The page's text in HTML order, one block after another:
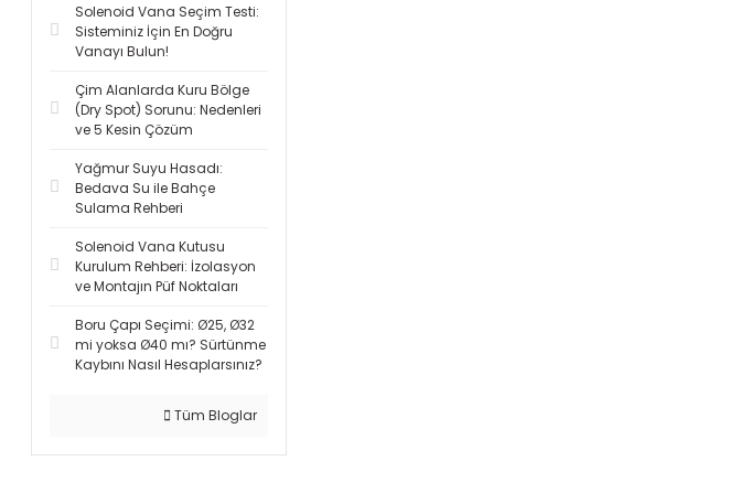
Solenoid Vana Seçim Testi:
Sisteminiz İçin En Doğru
Vanayı Bulun!
Çim Alanlarda Kuru Bölge
(Dry Spot) Sorunu: Nedenleri
ve 5 Kesin Çözüm
Yağmur Suyu Hasadı:
Bedava Su ile Bahçe
Sulama Rehberi
Solenoid Vana Kutusu
Kurulum Rehberi: İzolasyon
ve Montajın Püf Noktaları
Boru Çapı Seçimi: Ø25, Ø32
mi yoksa Ø40 mı? Sürtünme
Kaybını Nasıl Hesaplarsınız?
Tüm Bloglar